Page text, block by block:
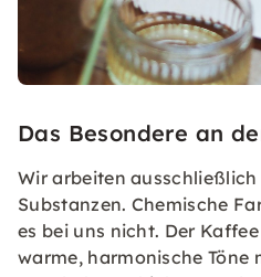
Das Besondere an
Wir arbeiten
Substanzen. Chemische
es bei uns nicht. Der
warme, harmonische Töne